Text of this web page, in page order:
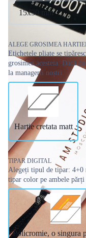
ALEGE GROSIMEA
Etichetele pliate se
grosimea acesteia. Dacă
la managerii noștri.
Hartie cretata matt
TIPAR DIGITAL
Alegeți tipul de tipar: 4+0
tipar color pe ambele părți
Policromie, o singura